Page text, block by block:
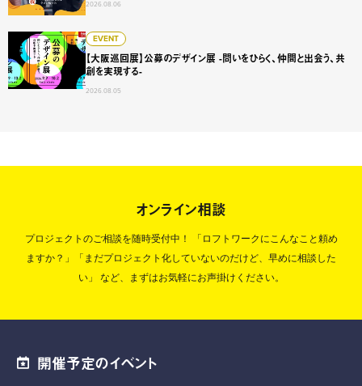
2026.08.06
EVENT
【大阪巡回展】公募のデザイン展 -問いをひらく、仲間と出会う、共
創を実現する-
2026.08.05
【大阪巡回展】公募のデザイン展 -問いをひらく、仲間と出
オンライン相談
プロジェクトのご相談を随時受付中！
「ロフトワークにこんなこと頼め
ますか？」「まだプロジェクト化していないのだけど、早めに相談した
い」
など、まずはお気軽にお声掛けください。
開催予定のイベント